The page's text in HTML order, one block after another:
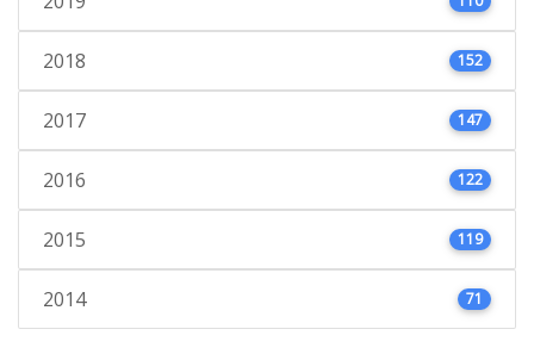
2018 152
2017 147
2016 122
2015 119
2014 71